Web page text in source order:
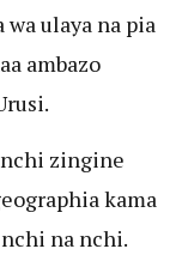
ulaya na pia
ambazo
zingine
kama
na nchi.